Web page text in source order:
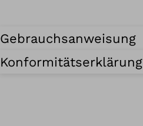
Gebrauchsanweisung
Konformitätserklärung